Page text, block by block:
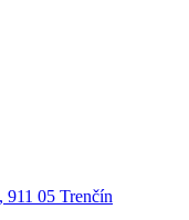
05 Trenčín